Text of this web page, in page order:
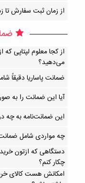
از زمان ثبت سفارش
از کجا معلوم لپتاپی
می‌دهید؟
ضمانت پاساریا دقیقاً
آیا این ضمانت را به
این ضمانت‌نامه به چه
چه مواردی شامل ضمانت
دستگاهی که ازتون
چکار کنم؟
امکانش هست کالای